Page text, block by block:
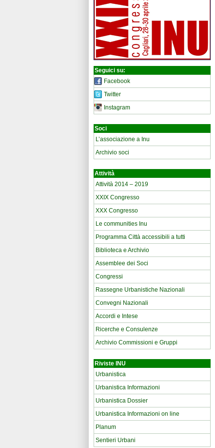
Seguici su:
Facebook
Twitter
Instagram
Soci
L’associazione a Inu
Archivio soci
Attività
Attività 2014 – 2019
XXIX Congresso
XXX Congresso
Le communities Inu
Programma Città accessibili a tutti
Biblioteca e Archivio
Assemblee dei Soci
Congressi
Rassegne Urbanistiche Nazionali
Convegni Nazionali
Accordi e Intese
Ricerche e Consulenze
Archivio Commissioni e Gruppi
Riviste INU
Urbanistica
Urbanistica Informazioni
Urbanistica Dossier
Urbanistica Informazioni on line
Planum
Sentieri Urbani